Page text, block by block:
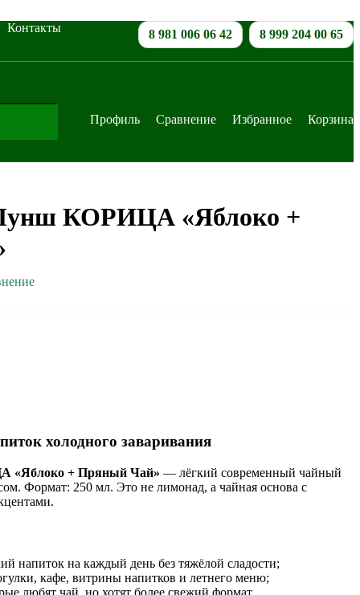
Контакты 8 981 006 06 42 8 999 204 00 65
Профиль Сравнение Избранное Корзина
КОРИЦА «Яблоко +
холодного заваривания
+ Пряный Чай» — лёгкий современный чайный
Формат: 250 мл. Это не лимонад, а чайная основа с
напиток на каждый день без тяжёлой сладости;
кафе, витрины напитков и летнего меню;